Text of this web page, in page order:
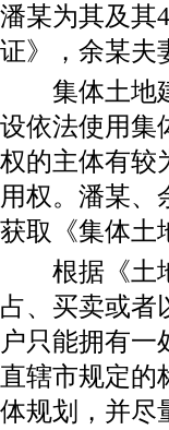
潘某为其及其
证》，余某夫
集体土地建
设依法使用集
权的主体有较
用权。潘某、
获取《集体土
根据《土地
占、买卖或者
户只能拥有
直辖市规定的
体规划，并尽